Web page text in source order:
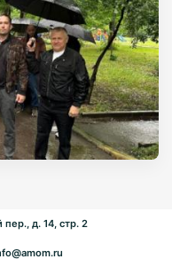
д. 14, стр. 2